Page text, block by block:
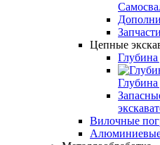
Запчасти
Цепные
Вилочные